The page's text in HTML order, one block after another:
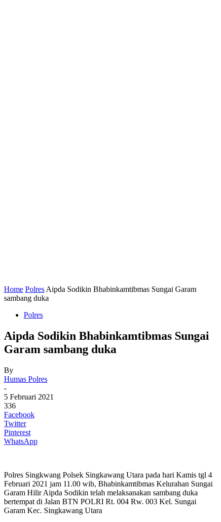
Home Polres Aipda Sodikin Bhabinkamtibmas Sungai Garam
sambang duka
Polres
Aipda Sodikin Bhabinkamtibmas Sungai
Garam sambang duka
By
Humas Polres
-
5 Februari 2021
336
Facebook
Twitter
Pinterest
WhatsApp
Polres Singkwang Polsek Singkawang Utara pada hari Kamis tgl 4
Februari 2021 jam 11.00 wib, Bhabinkamtibmas Kelurahan Sungai
Garam Hilir Aipda Sodikin telah melaksanakan sambang duka
bertempat di Jalan BTN POLRI Rt. 004 Rw. 003 Kel. Sungai
Garam Kec. Singkawang Utara